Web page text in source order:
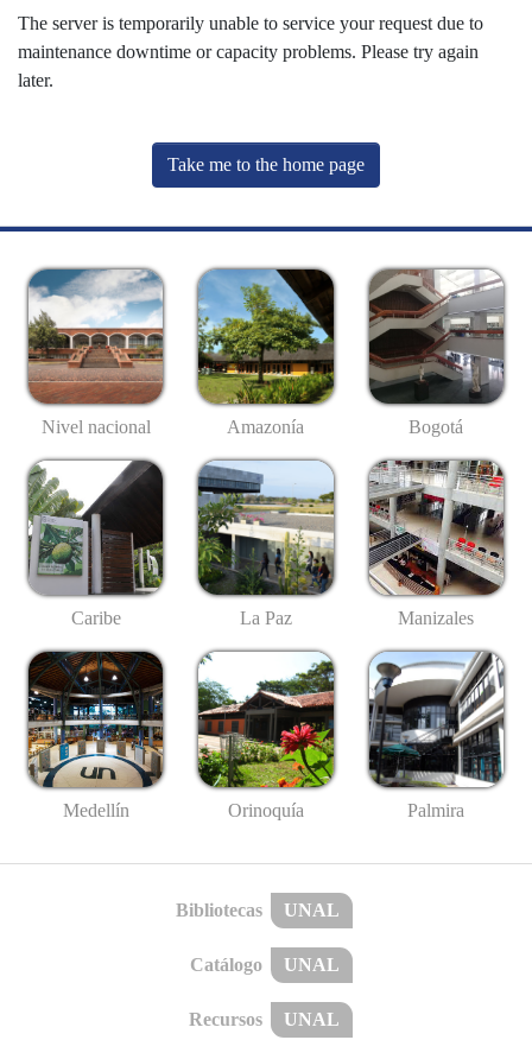
The server is temporarily unable to service your request due to
maintenance downtime or capacity problems. Please try again
later.
Take me to the home page
Nivel nacional Amazonía Bogotá
Caribe La Paz Manizales
Medellín Orinoquía Palmira
Bibliotecas UNAL
Catálogo UNAL
Recursos UNAL